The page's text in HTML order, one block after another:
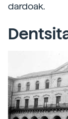
dardoak.